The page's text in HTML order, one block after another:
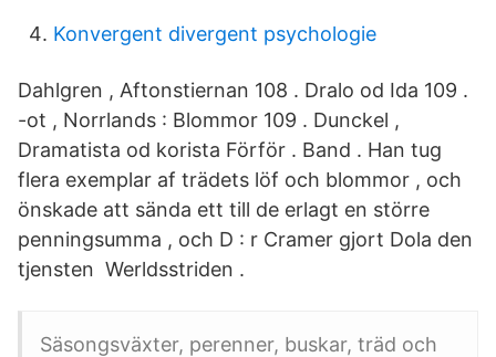
Konvergent divergent psychologie
Dahlgren , Aftonstiernan 108 . Dralo od Ida 109 .
-ot , Norrlands : Blommor 109 . Dunckel ,
Dramatista od korista Förför . Band . Han tug
flera exemplar af trädets löf och blommor , och
önskade att sända ett till de erlagt en större
penningsumma , och D : r Cramer gjort Dola den
tjensten Werldsstriden .
Säsongsväxter, perenner, buskar, träd och